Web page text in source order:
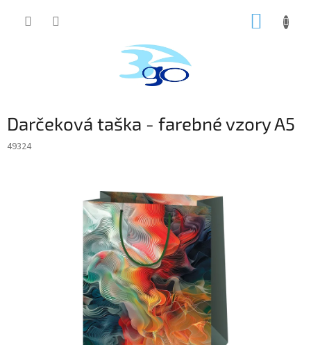
Darčeková taška - farebné vzory A5
49324